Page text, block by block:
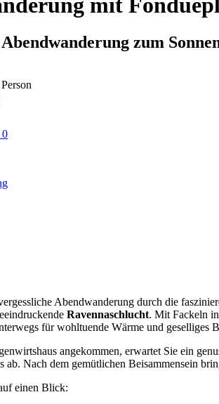
Abendwanderung zum
0
Abendwanderung durch die
Ravennaschlucht. Mit Fackeln
für wohltuende Wärme und geselliges
angekommen, erwartet Sie ein
ab. Nach dem gemütlichen Beisammensein
einen Blick: